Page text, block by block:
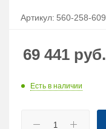
Артикул: 560-258-609
69 441 руб.
Есть в наличии